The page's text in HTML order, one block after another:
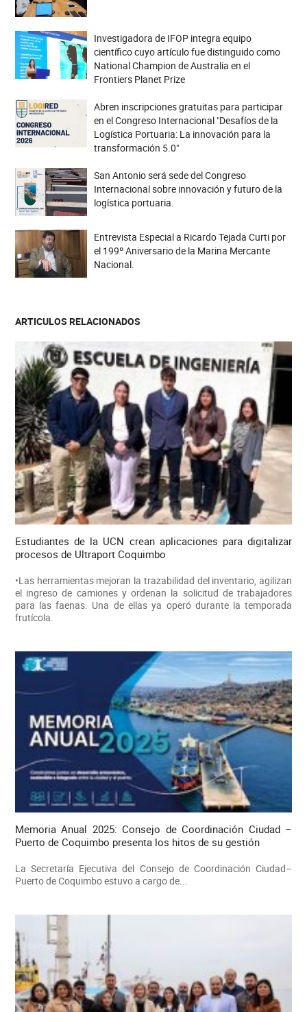
Investigadora de IFOP integra equipo
científico cuyo artículo fue distinguido como
National Champion de Australia en el
Frontiers Planet Prize
Abren inscripciones gratuitas para participar
en el Congreso Internacional "Desafíos de la
Logística Portuaria: La innovación para la
transformación 5.0"
San Antonio será sede del Congreso
Internacional sobre innovación y futuro de la
logística portuaria.
Entrevista Especial a Ricardo Tejada Curti por
el 199º Aniversario de la Marina Mercante
Nacional.
ARTICULOS RELACIONADOS
Estudiantes de la UCN crean aplicaciones para digitalizar
procesos de Ultraport Coquimbo
•Las herramientas mejoran la trazabilidad del inventario, agilizan
el ingreso de camiones y ordenan la solicitud de trabajadores
para las faenas. Una de ellas ya operó durante la temporada
frutícola.
Memoria Anual 2025: Consejo de Coordinación Ciudad –
Puerto de Coquimbo presenta los hitos de su gestión
La Secretaría Ejecutiva del Consejo de Coordinación Ciudad–
Puerto de Coquimbo estuvo a cargo de...